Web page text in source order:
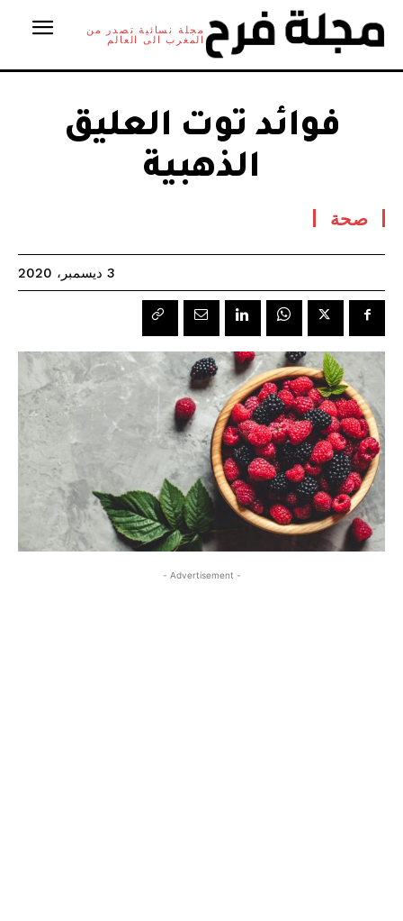
مجلة نسائية تصدر من
المغرب الى العالم
فوائد توت العليق
الذهبية
صحة
3 ديسمبر، 2020
- Advertisement -